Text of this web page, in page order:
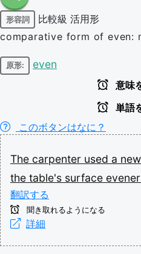
形容詞 比較級 活用形
comparative form of even:
原形: even
意味
単語
このボタンはなに？
The carpenter used a new
the table's surface evener
翻訳する
聞き取れるようになる
詳細